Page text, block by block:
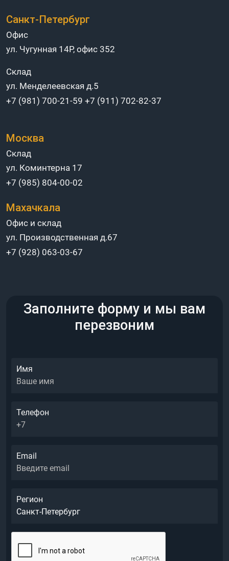
Санкт-Петербург
Офис
ул. Чугунная 14Р, офис 352
Склад
ул. Менделеевская д.5
+7 (981) 700-21-59 +7 (911) 702-82-37
Москва
Склад
ул. Коминтерна 17
+7 (985) 804-00-02
Махачкала
Офис и склад
ул. Производственная д.67
+7 (928) 063-03-67
Заполните форму и мы вам
перезвоним
Имя
Телефон
Email
Регион